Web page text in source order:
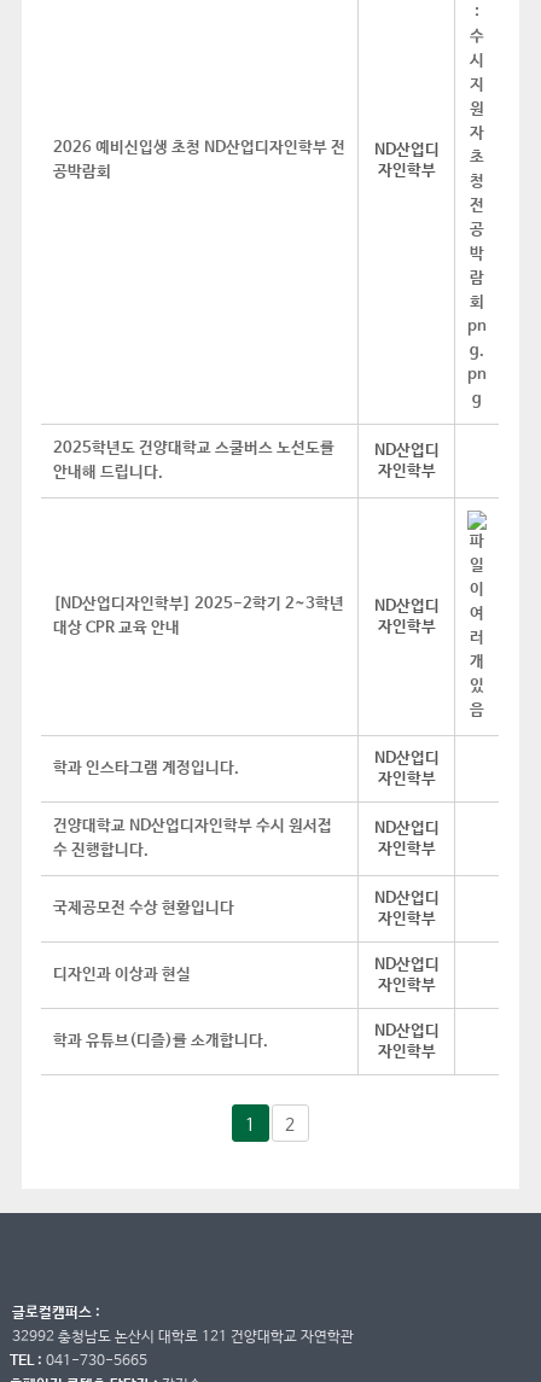
2026 예비신입생 초청 ND산업디자인학부 전
공박람회
ND산업디
자인학부
2025학년도 건양대학교 스쿨버스 노선도를
안내해 드립니다.
ND산업디
자인학부
[ND산업디자인학부] 2025-2학기 2~3학년
대상 CPR 교육 안내
ND산업디
자인학부
학과 인스타그램 계정입니다.
ND산업디
자인학부
건양대학교 ND산업디자인학부 수시 원서접
수 진행합니다.
ND산업디
자인학부
국제공모전 수상 현황입니다
ND산업디
자인학부
디자인과 이상과 현실
ND산업디
자인학부
학과 유튜브(디즐)를 소개합니다.
ND산업디
자인학부
1 2
글로컬캠퍼스 :
32992 충청남도 논산시 대학로 121 건양대학교 자연학관
TEL : 041-730-5665